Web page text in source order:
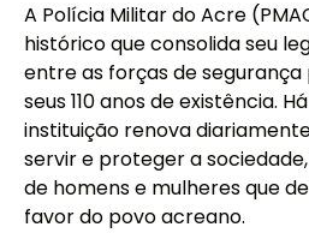
A Polícia Militar do Acre
histórico que consolida seu
entre as forças de segurança
seus 110 anos de existência.
instituição renova
servir e proteger a
de homens e mulheres que
favor do povo acreano.